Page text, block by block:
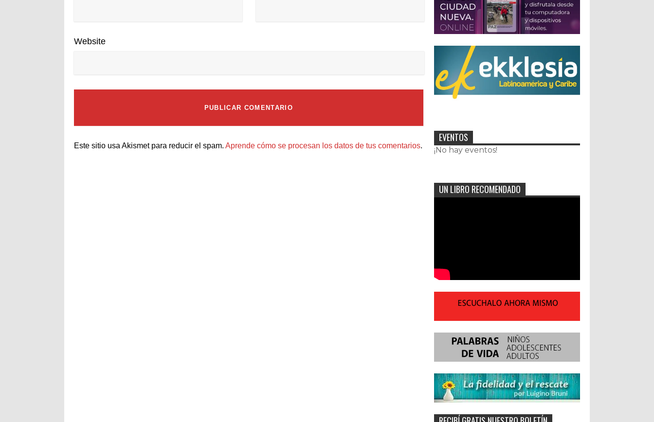
Website
Este sitio usa Akismet para reducir el spam. Aprende cómo se procesan los datos de tus comentarios.
EVENTOS
¡No hay eventos!
UN LIBRO RECOMENDADO